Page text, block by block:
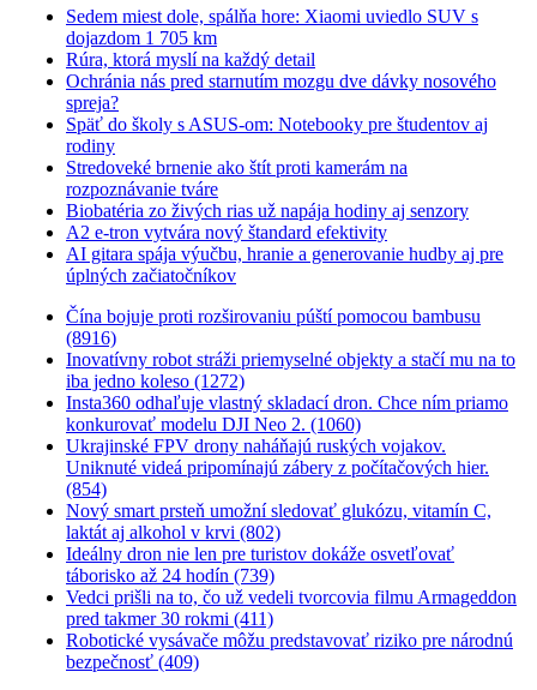
Sedem miest dole, spálňa hore: Xiaomi uviedlo SUV s
dojazdom 1 705 km
Rúra, ktorá myslí na každý detail
Ochránia nás pred starnutím mozgu dve dávky nosového
spreja?
Späť do školy s ASUS-om: Notebooky pre študentov aj
rodiny
Stredoveké brnenie ako štít proti kamerám na
rozpoznávanie tváre
Biobatéria zo živých rias už napája hodiny aj senzory
A2 e-tron vytvára nový štandard efektivity
AI gitara spája výučbu, hranie a generovanie hudby aj pre
úplných začiatočníkov
Čína bojuje proti rozširovaniu púští pomocou bambusu
(8916)
Inovatívny robot stráži priemyselné objekty a stačí mu na to
iba jedno koleso (1272)
Insta360 odhaľuje vlastný skladací dron. Chce ním priamo
konkurovať modelu DJI Neo 2. (1060)
Ukrajinské FPV drony naháňajú ruských vojakov.
Uniknuté videá pripomínajú zábery z počítačových hier.
(854)
Nový smart prsteň umožní sledovať glukózu, vitamín C,
laktát aj alkohol v krvi (802)
Ideálny dron nie len pre turistov dokáže osvetľovať
táborisko až 24 hodín (739)
Vedci prišli na to, čo už vedeli tvorcovia filmu Armageddon
pred takmer 30 rokmi (411)
Robotické vysávače môžu predstavovať riziko pre národnú
bezpečnosť (409)